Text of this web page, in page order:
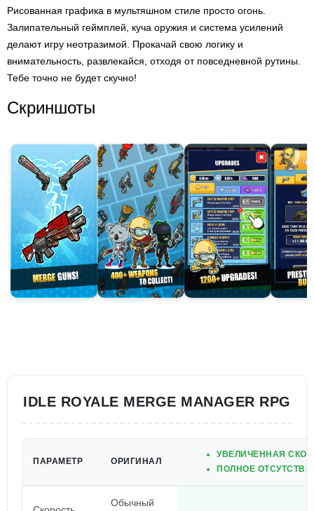
Рисованная графика в мультяшном стиле просто огонь.
Залипательный геймплей, куча оружия и система усилений
делают игру неотразимой. Прокачай свою логику и
внимательность, развлекайся, отходя от повседневной рутины.
Тебе точно не будет скучно!
Скриншоты
IDLE ROYALE MERGE MANAGER RPG
ПАРАМЕТР ОРИГИНАЛ
УВЕЛИЧЕННАЯ
ПОЛНОЕ
Обычный